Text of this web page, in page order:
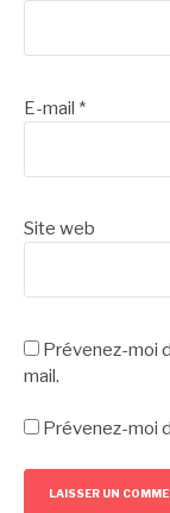
E-mail *
Site web
Prévenez-moi
mail.
Prévenez-moi